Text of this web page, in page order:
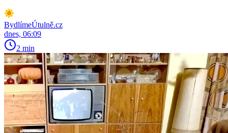
BydlímeÚtulně.cz
dnes, 06:09
2 min